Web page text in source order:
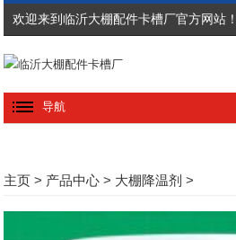
欢迎来到临沂大棚配件卡槽厂官方网站！
导航
主页 > 产品中心 > 大棚降温剂 >